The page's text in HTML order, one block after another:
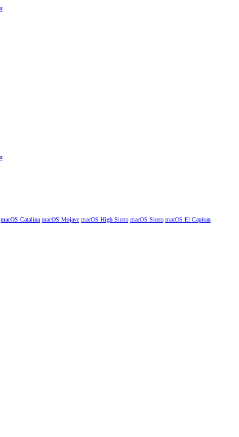
macOS Catalina macOS Mojave macOS High Sierra macOS Sierra macOS El Capitan